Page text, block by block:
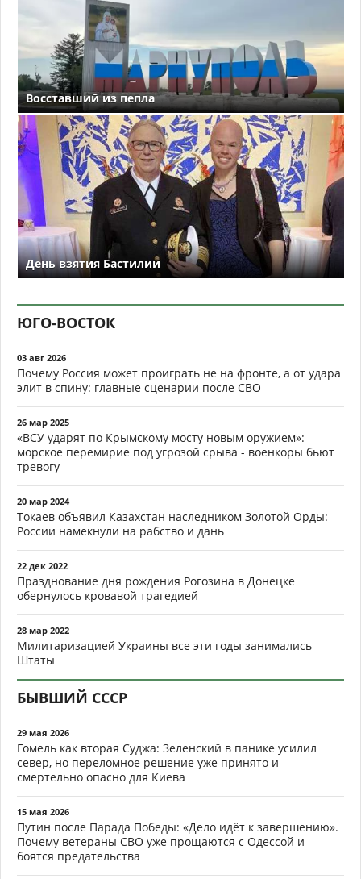
Восставший из пепла
День взятия Бастилии
ЮГО-ВОСТОК
03 авг 2026
Почему Россия может проиграть не на фронте, а от удара
элит в спину: главные сценарии после СВО
26 мар 2025
«ВСУ ударят по Крымскому мосту новым оружием»:
морское перемирие под угрозой срыва - военкоры бьют
тревогу
20 мар 2024
Токаев объявил Казахстан наследником Золотой Орды:
России намекнули на рабство и дань
22 дек 2022
Празднование дня рождения Рогозина в Донецке
обернулось кровавой трагедией
28 мар 2022
Милитаризацией Украины все эти годы занимались
Штаты
БЫВШИЙ СССР
29 мая 2026
Гомель как вторая Суджа: Зеленский в панике усилил
север, но переломное решение уже принято и
смертельно опасно для Киева
15 мая 2026
Путин после Парада Победы: «Дело идёт к завершению».
Почему ветераны СВО уже прощаются с Одессой и
боятся предательства